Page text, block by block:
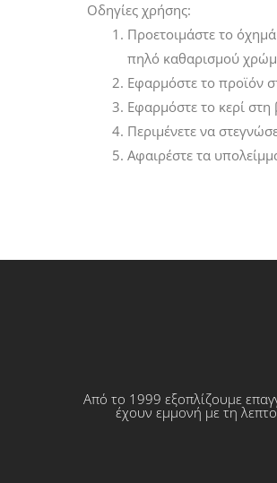
Οδηγίες χρήσης:
Προετοιμάστε το
πηλό καθαρισμού
Εφαρμόστε το προϊόν
Εφαρμόστε το κερί στη
Περιμένετε να
Αφαιρέστε τα
Από το 1999 εξοπλίζουμε
έχουν εμμονή με τη